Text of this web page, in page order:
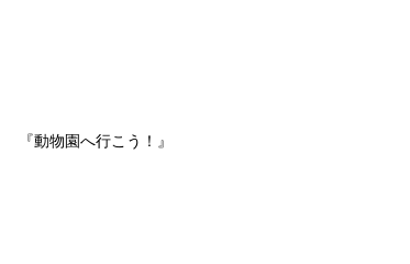
『動物園へ行こう！』